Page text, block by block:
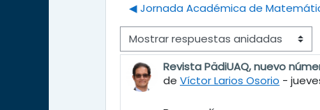
◀︎ Jornada Académica de
Mostrar modo
Revista PädiUAQ, nuevo
de Víctor Larios Osorio -
Número de respuestas: 0